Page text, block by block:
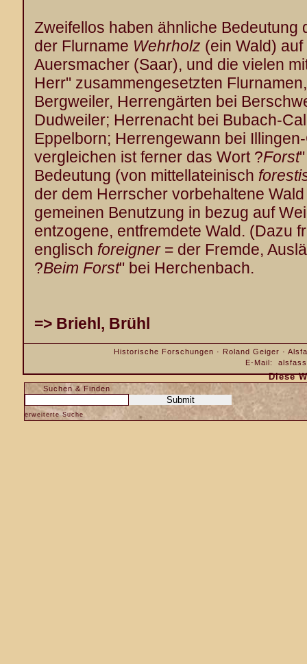
Zweifellos haben ähnliche Bedeutung
der Flurname Wehrholz (ein Wald)
Auersmacher (Saar), und die vielen
Herr" zusammengesetzten
Bergweiler, Herrengärten bei
Dudweiler; Herrenacht bei Bubach-
Eppelborn; Herrengewann bei
vergleichen ist ferner das Wort ?Forst
Bedeutung (von mittellateinisch
der dem Herrscher vorbehaltene
gemeinen Benutzung in bezug auf
entzogene, entfremdete Wald. (Dazu
englisch foreigner= der Fremde,
?Beim Forst" bei Herchenbach.
=> Briehl, Brühl
Historische Forschungen · Roland Geiger ·
E-Mail:
Diese
Suchen & Finden
erweiterte Suche